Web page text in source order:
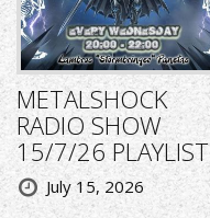
METALSHOCK
RADIO SHOW
15/7/26 PLAYLIST
July 15, 2026